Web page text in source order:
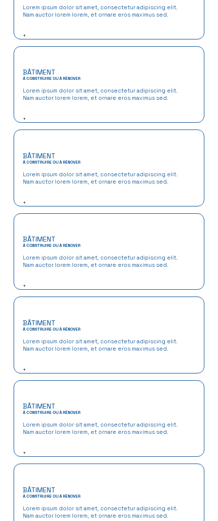
Lorem ipsum dolor sit amet, consectetur adipiscing elit.
Nam auctor lorem lorem, et ornare eros maximus sed.
+
BÂTIMENT
À CONSTRUIRE OU À RÉNOVER
Lorem ipsum dolor sit amet, consectetur adipiscing elit.
Nam auctor lorem lorem, et ornare eros maximus sed.
+
BÂTIMENT
À CONSTRUIRE OU À RÉNOVER
Lorem ipsum dolor sit amet, consectetur adipiscing elit.
Nam auctor lorem lorem, et ornare eros maximus sed.
+
BÂTIMENT
À CONSTRUIRE OU À RÉNOVER
Lorem ipsum dolor sit amet, consectetur adipiscing elit.
Nam auctor lorem lorem, et ornare eros maximus sed.
+
BÂTIMENT
À CONSTRUIRE OU À RÉNOVER
Lorem ipsum dolor sit amet, consectetur adipiscing elit.
Nam auctor lorem lorem, et ornare eros maximus sed.
+
BÂTIMENT
À CONSTRUIRE OU À RÉNOVER
Lorem ipsum dolor sit amet, consectetur adipiscing elit.
Nam auctor lorem lorem, et ornare eros maximus sed.
+
BÂTIMENT
À CONSTRUIRE OU À RÉNOVER
Lorem ipsum dolor sit amet, consectetur adipiscing elit.
Nam auctor lorem lorem, et ornare eros maximus sed.